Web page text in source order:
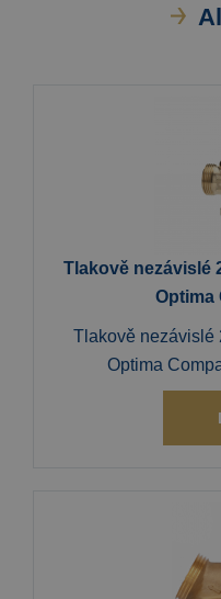
Tlakově nezávislé
Optima
Tlakově nezávislé
Optima